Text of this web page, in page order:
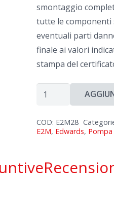
smontaggio
tutte le componenti
eventuali parti
finale ai valori
stampa del
Riparazione
E2M28
quantità
COD: E2M28
E2M, Edwards,